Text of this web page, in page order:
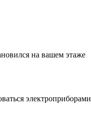
на вашем этаже
электроприборами